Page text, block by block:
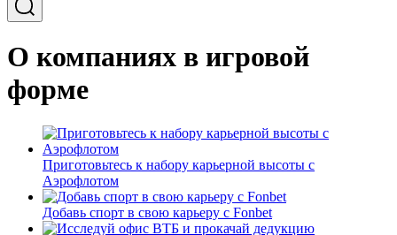
О компаниях в игровой
форме
Приготовьтесь к набору карьерной высоты с
Аэрофлотом
Добавь спорт в свою карьеру с Fonbet